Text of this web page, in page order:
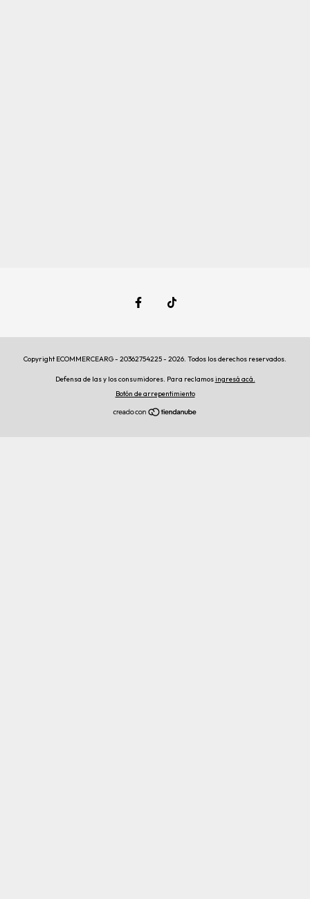
Copyright ECOMMERCEARG - 20362754225 - 2026. Todos los derechos reservados.
Defensa de las y los consumidores. Para reclamosingresá acá.
Botón de arrepentimiento